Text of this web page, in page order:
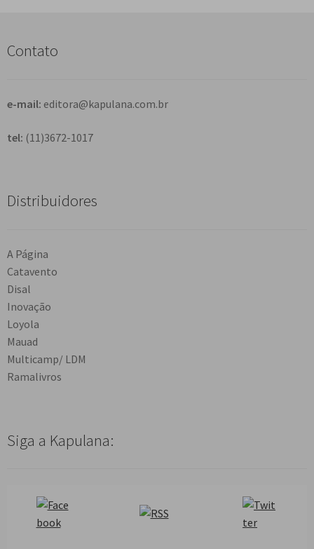
a
Contato
e-mail: editora@kapulana.com.br
tel: (11)3672-1017
Distribuidores
A Página
Catavento
Disal
Inovação
Loyola
Mauad
Multicamp/ LDM
Ramalivros
Siga a Kapulana: